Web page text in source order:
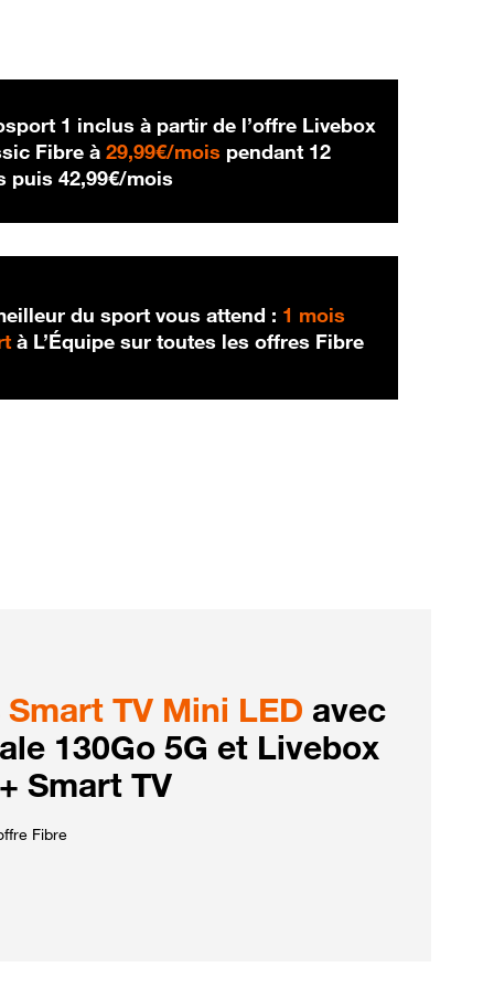
1 inclus à partir de l’offre Livebox
Fibre à29,99€/mois 29,99 € par mois
pendant 12
puis42,99€/mois
du sport vous attend : 1 mois
à L’Équipe sur toutes les offres Fibre
Smart TV Mini LED avec
130Go 5G et Livebox
Smart TV
Fibre